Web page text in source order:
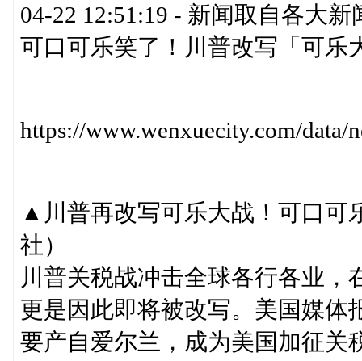
04-22 12:51:19 - 新闻取自各大
可口可乐笑了！川普改写「可
https://www.wenxuecity.com/data/
▲川普再改写可乐大战！可口可
社）
川普关税战冲击全球各行各业
更是因此即将被改写。美国媒体
要产自爱尔兰，成为美国加征关